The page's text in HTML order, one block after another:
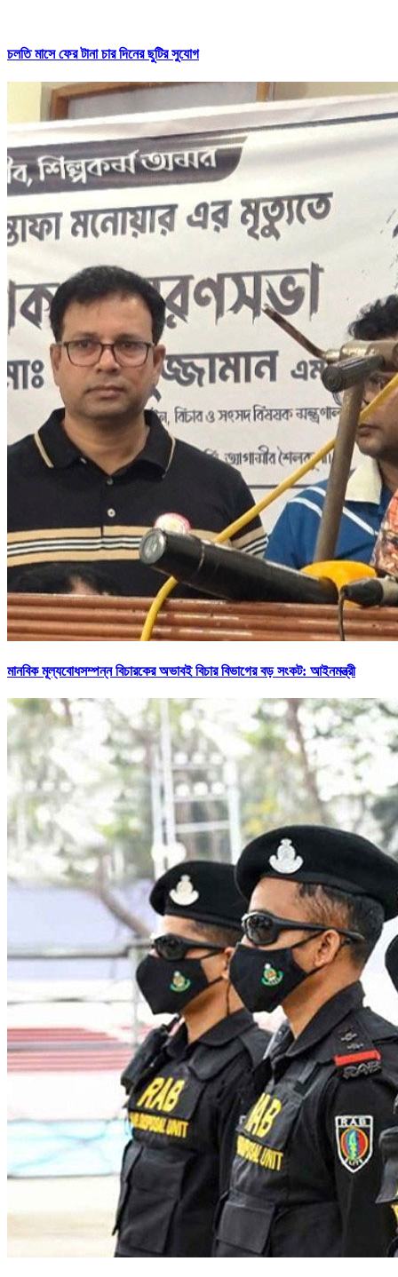
চলতি মাসে ফের টানা চার দিনের ছুটির সুযোগ
মানবিক মূল্যবোধসম্পন্ন বিচারকের অভাবই বিচার বিভাগের বড় সংকট: আইনমন্ত্রী